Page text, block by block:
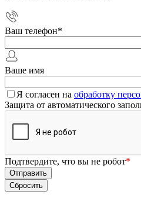
Ваш телефон*
Ваше имя
Я согласен на обработку
Защита от автоматического
Подтвердите, что вы не робот*